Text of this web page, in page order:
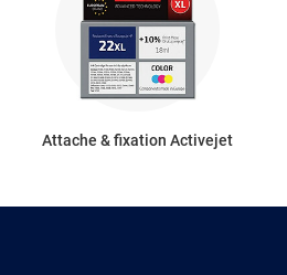
Attache & fixation Activejet